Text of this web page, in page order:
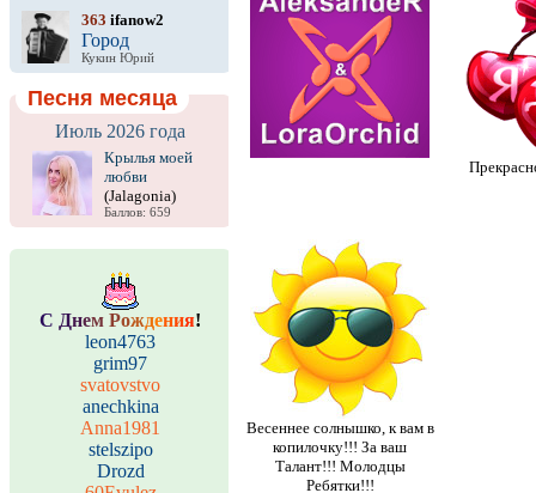
363 ifanow2
Город
Кукин Юрий
Песня месяца
Июль 2026 года
Крылья моей
любви
(Jalagonia)
Баллов: 659
С Днем Рождения!
leon4763
grim97
svatovstvo
anechkina
Anna1981
stelszipo
Drozd
Весеннее солнышко, к вам в
копилочку!!! За ваш
Талант!!! Молодцы
Ребятки!!!